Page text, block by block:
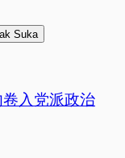
Suka
入党派政治